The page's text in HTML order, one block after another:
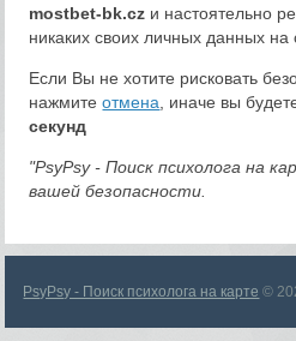
mostbet-bk.cz и настоятельно
никаких своих личных данных на
Если Вы не хотите рисковать
нажмитеотмена , иначе вы
секунд
"PsyPsy - Поиск психолога на
вашей безопасности.
PsyPsy - Поиск психолога на карте ©